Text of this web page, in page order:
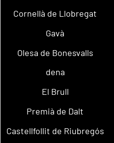
Cornellà de Llobregat
Gavà
Olesa de Bonesvalls
dena
El Brull
Premià de Dalt
Castellfollit de Riubregós